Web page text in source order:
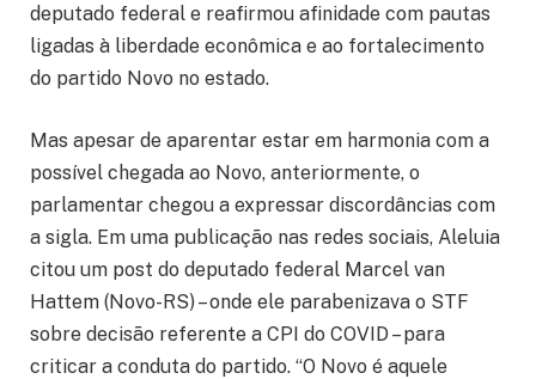
deputado federal e reafirmou afinidade com pautas
ligadas à liberdade econômica e ao fortalecimento
do partido Novo no estado.
Mas apesar de aparentar estar em harmonia com a
possível chegada ao Novo, anteriormente, o
parlamentar chegou a expressar discordâncias com
a sigla. Em uma publicação nas redes sociais, Aleluia
citou um post do deputado federal Marcel van
Hattem (Novo-RS) – onde ele parabenizava o STF
sobre decisão referente a CPI do COVID – para
criticar a conduta do partido. “O Novo é aquele